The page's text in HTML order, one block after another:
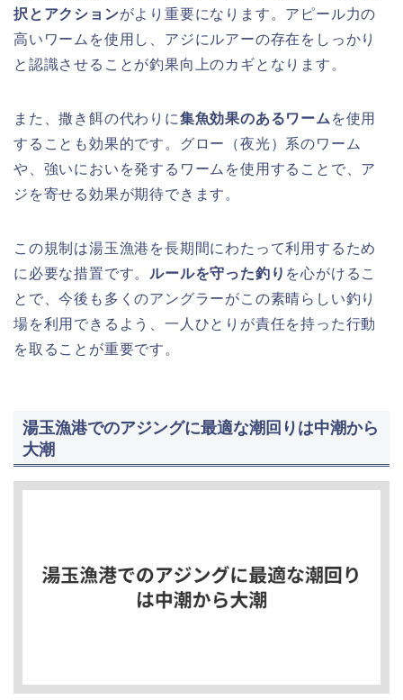
択とアクションがより重要になります。アピール力の
高いワームを使用し、アジにルアーの存在をしっかり
と認識させることが釣果向上のカギとなります。
また、撒き餌の代わりに集魚効果のあるワーム を使用
することも効果的です。グロー（夜光）系のワーム
や、強いにおいを発するワームを使用することで、ア
ジを寄せる効果が期待できます。
この規制は湯玉漁港を長期間にわたって利用するため
に必要な措置です。 ルールを守った釣り を心がけるこ
とで、今後も多くのアングラーがこの素晴らしい釣り
場を利用できるよう、一人ひとりが責任を持った行動
を取ることが重要です。
湯玉漁港でのアジングに最適な潮回りは中潮から
大潮